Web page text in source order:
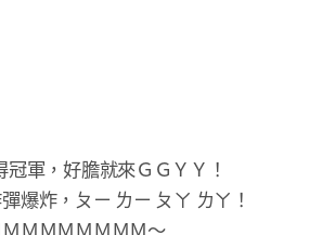
冠軍，好膽就來ＧＧＹＹ
爆炸， ㄆㄧ ㄌㄧ ㄆㄚ ㄌㄚ
ＭＭＭＭＭＭＭ
～